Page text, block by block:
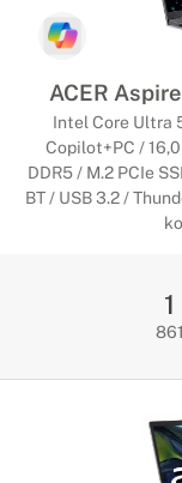
ACER
Intel Core Ultra
Copilot+PC /
DDR5 / M.2 PCIe
BT / USB 3.2 /